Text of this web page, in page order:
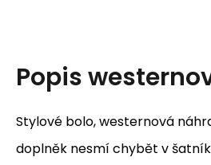
Popis
Stylové bolo, westernová
doplněk nesmí chybět v